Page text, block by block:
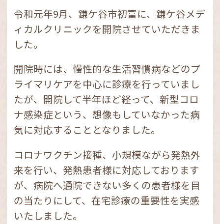
■診療報酬について
2023年4月１日より、マイナンバーカード
を利用せずに受診された場合、初診料に医
療情報・システム基盤整備体制充実加算１
として4点が加算されます(４～12月は6
点)。マイナンバーカードを利用して受診
された場合は、医療情報・システム基盤整
備体制充実加算２として２点が加算されま
す。
ページをご参照ください。
詳細はこちら
令和3年5月1日より当院は在宅緩和ケ
ア充実診療所に指定されました。
令和元年9月、鎌ケ谷市初富に、鎌ケ谷メデ
ィカルクリニックを開院させていただきま
した。
開院時には、慢性的な生活習慣病などのプ
ライマリケアを中心に診療を行っていまし
たが、開院して半年ほど経って、新型コロ
ナ感染症という、想像もしていなかった病
気に対応することとなりました。
コロナワクチン接種、小規模ながら発熱外
来を行い、発熱患者様に対応しております
が、病院へ通院できない多くの患者様を目
の当たりにして、在宅診療の重要性を実感
いたしました。